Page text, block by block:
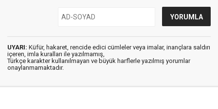
UYARI: Küfür, hakaret, rencide edici cümleler veya imalar, inançlara saldırı
içeren, imla kuralları ile yazılmamış,
Türkçe karakter kullanılmayan ve büyük harflerle yazılmış yorumlar
onaylanmamaktadır.